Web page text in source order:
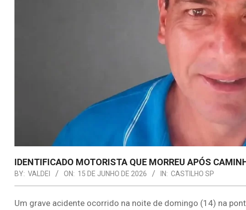
IDENTIFICADO MOTORISTA QUE MORREU APÓS
BY: VALDEI ON: 15 DE JUNHO DE 2026 IN: CASTILHO SP
Um grave acidente ocorrido na noite de domingo (14) na